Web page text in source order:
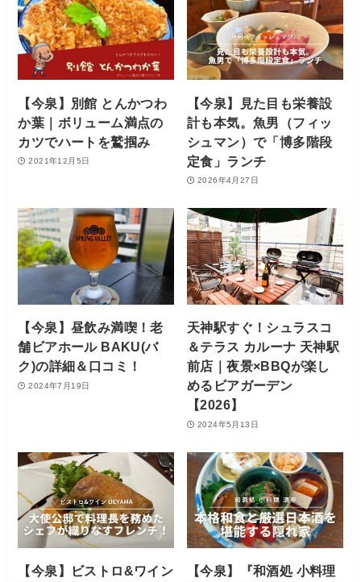
【今泉】別館 とんかつわ
か葉｜ボリューム満点の
カツでハートを鷲掴み
2021年12月5日
【今泉】見た目も栄養設
計も本気。魚男（フィッ
シュマン）で「博多階段
定食」ランチ
2026年4月27日
【今泉】昼飲み満喫！老
舗ビアホール BAKU(バ
ク)の詳細＆口コミ！
2024年7月19日
天神駅すぐ！シュラスコ
＆テラス カルーナ 天神駅
前店｜夜景×BBQが楽し
めるビアガーデン
【2026】
2024年5月13日
【今泉】ビストロ&ワイン
【今泉】『和酒処 小料理